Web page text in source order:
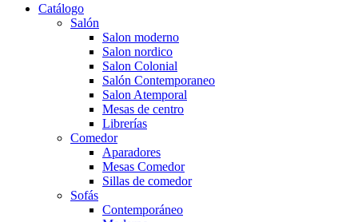
Catálogo
Salón
Salon moderno
Salon nordico
Salon Colonial
Salón Contemporaneo
Salon Atemporal
Mesas de centro
Librerías
Comedor
Aparadores
Mesas Comedor
Sillas de comedor
Sofás
Contemporáneo